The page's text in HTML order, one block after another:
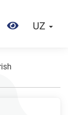
UZ